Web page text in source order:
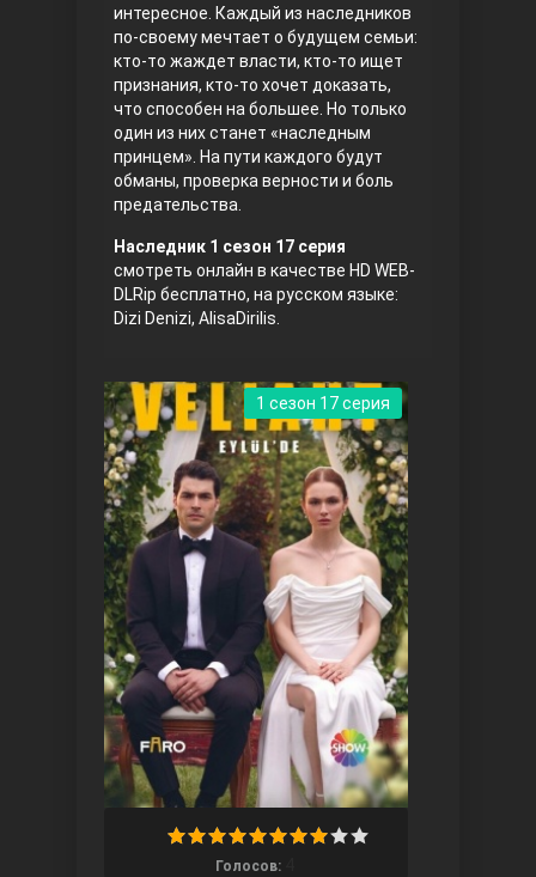
Три сестры
Ветреный холм
Ты назови
Запретный плод
интересное. Каждый из наследников
по-своему мечтает о будущем семьи:
кто-то жаждет власти, кто-то ищет
признания, кто-то хочет доказать,
что способен на большее. Но только
один из них станет «наследным
принцем». На пути каждого будут
обманы, проверка верности и боль
предательства.
Наследник 1 сезон 17 серия
смотреть онлайн в качестве HD WEB-
DLRip бесплатно, на русском языке:
Dizi Denizi, AlisaDirilis.
Голосов:
1 сезон 17 серия